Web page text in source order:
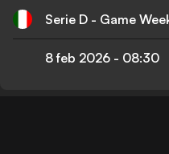
Serie D - Game
8 feb 2026 - 08:30